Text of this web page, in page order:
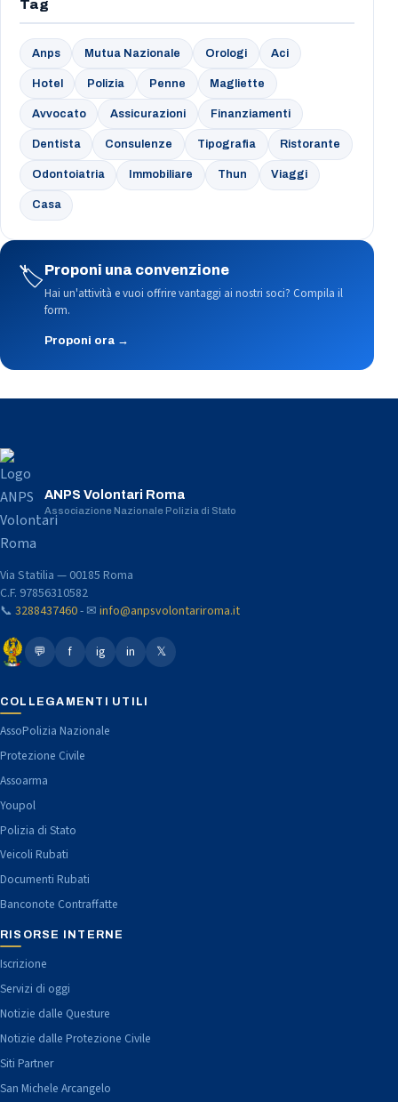
Tag
Anps Mutua Nazionale Orologi Aci
Hotel Polizia Penne Magliette
Avvocato Assicurazioni Finanziamenti
Dentista Consulenze Tipografia Ristorante
Odontoiatria Immobiliare Thun Viaggi
Casa
🏷️Proponi una convenzione
Hai un'attività e vuoi offrire vantaggi ai nostri soci? Compila il
form.
Proponi ora →
ANPS Volontari Roma
Associazione Nazionale Polizia di Stato
Via Statilia — 00185 Roma
C.F. 97856310582
📞 3288437460- ✉ info@anpsvolontariroma.it
💬 f ig in 𝕏
COLLEGAMENTI UTILI
AssoPolizia Nazionale
Protezione Civile
Assoarma
Youpol
Polizia di Stato
Veicoli Rubati
Documenti Rubati
Banconote Contraffatte
RISORSE INTERNE
Iscrizione
Servizi di oggi
Notizie dalle Questure
Notizie dalle Protezione Civile
Siti Partner
San Michele Arcangelo